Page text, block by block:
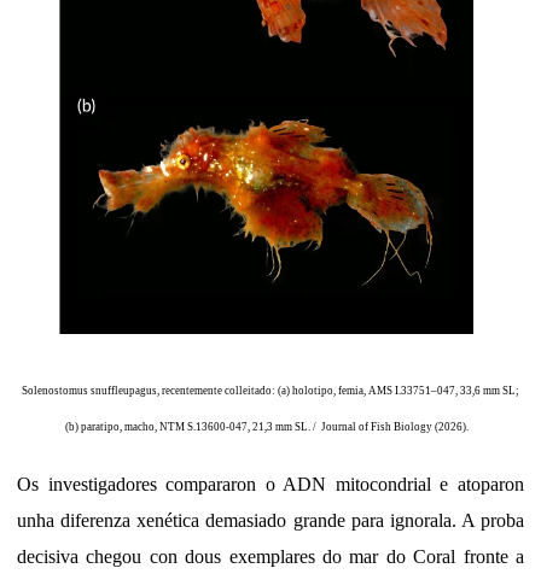
Solenostomus snuffleupagus, recentemente colleitado: (a) holotipo, femia, AMS I.33751–047, 33,6 mm SL;
(b) paratipo, macho, NTM S.13600-047, 21,3 mm SL. / Journal of Fish Biology (2026).
Os investigadores compararon o ADN mitocondrial e atoparon
unha diferenza xenética demasiado grande para ignorala. A proba
decisiva chegou con dous exemplares do mar do Coral fronte a